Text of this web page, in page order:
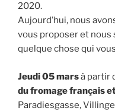
2020.
Aujourd’hui, nous
vous proposer et
quelque chose qui
Jeudi 05 marsà partir
du fromage français
Paradiesgasse,